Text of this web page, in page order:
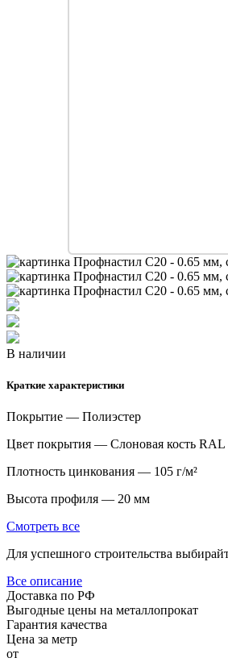
В наличии
Краткие характеристики
Покрытие — Полиэстер
Цвет покрытия — Слоновая кость RAL
Плотность цинкования — 105 г/м²
Высота профиля — 20 мм
Смотреть все
Для успешного строительства
Все описание
Доставка по РФ
Выгодные цены на металлопрокат
Гарантия качества
Цена за метр
от